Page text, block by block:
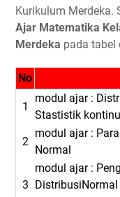
Kurikulum Merdeka.
Ajar Matematika
Merdeka pada tabel
No
1
modul ajar :
Stastistik kontinu
2
modul ajar :
Normal
3
modul ajar :